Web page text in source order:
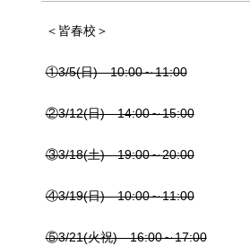
＜皆春校＞
①3/5(日) 10:00～11:00
②3/12(日) 14:00～15:00
③3/18(土) 19:00～20:00
④3/19(日) 10:00～11:00
⑤3/21(火祝) 16:00～17:00